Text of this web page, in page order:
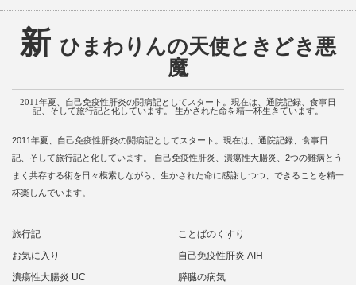
新 ひまわりんの天使ときどき悪
魔
2011年夏、自己免疫性肝炎の闘病記としてスタート。現在は、通院記録、食事日
記、そして旅行記と化しています。 生かされた命を精一杯生きています。
2011年夏、自己免疫性肝炎の闘病記としてスタート。現在は、通院記録、食事日
記、そして旅行記と化しています。 自己免疫性肝炎、潰瘍性大腸炎、2つの難病とう
まく共存する術を日々模索しながら、生かされた命に感謝しつつ、できることを精一
杯楽しんでいます。
旅行記
ことばのくすり
お気に入り
自己免疫性肝炎 AIH
潰瘍性大腸炎 UC
膵臓の病気